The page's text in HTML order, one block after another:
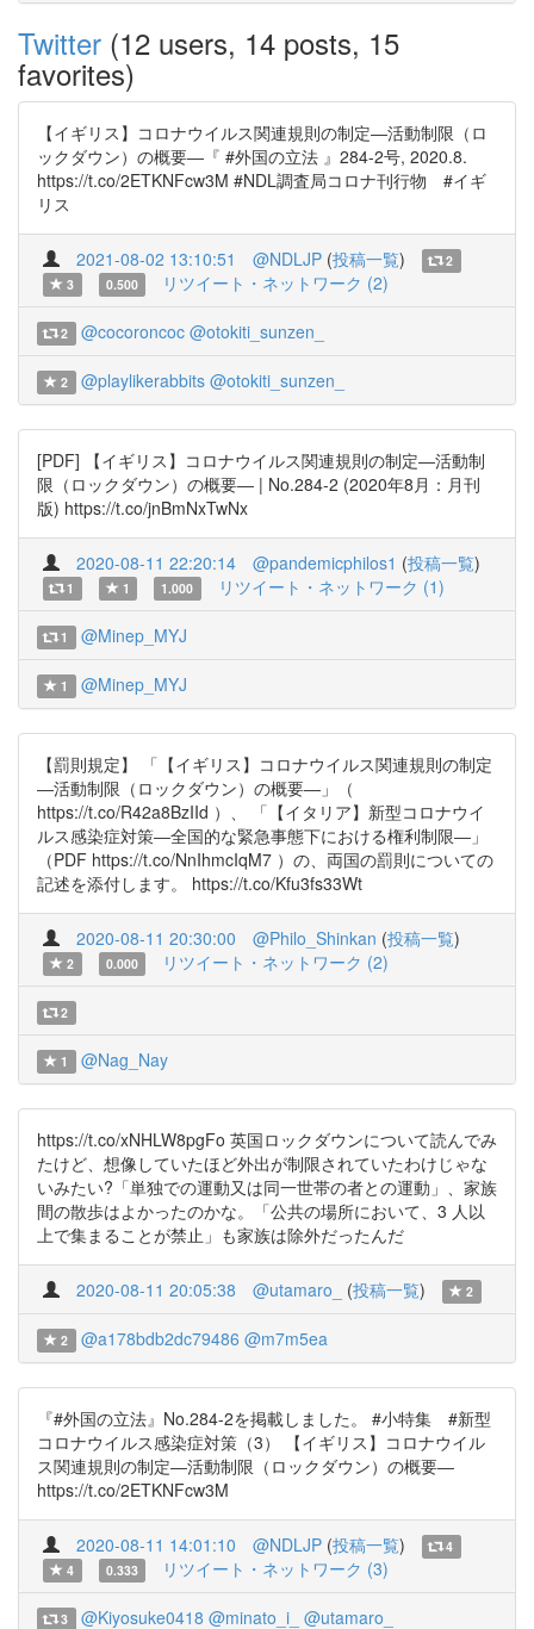
Twitter (12 users, 14 posts, 15
favorites)
【イギリス】コロナウイルス関連規則の制定―活動制限（ロ
ックダウン）の概要―『 #外国の立法 』284-2号, 2020.8.
https://t.co/2ETKNFcw3M #NDL調査局コロナ刊行物 #イギ
リス
2021-08-02 13:10:51 @NDLJP (投稿一覧)
2
3
0.500 リツイート・ネットワーク (2)
2 @cocoroncoc @otokiti_sunzen_
2 @playlikerabbits @otokiti_sunzen_
[PDF] 【イギリス】コロナウイルス関連規則の制定―活動制
限（ロックダウン）の概要― | No.284-2 (2020年8月：月刊
版) https://t.co/jnBmNxTwNx
2020-08-11 22:20:14 @pandemicphilos1 (投稿一覧)
1 1 1.000 リツイート・ネットワーク (1)
1 @Minep_MYJ
1 @Minep_MYJ
【罰則規定】 「【イギリス】コロナウイルス関連規則の制定
―活動制限（ロックダウン）の概要―」（
https://t.co/R42a8BzIId ）、 「【イタリア】新型コロナウイ
ルス感染症対策―全国的な緊急事態下における権利制限―」
（PDF https://t.co/NnIhmcIqM7 ）の、両国の罰則についての
記述を添付します。 https://t.co/Kfu3fs33Wt
2020-08-11 20:30:00 @Philo_Shinkan (投稿一覧)
2 0.000 リツイート・ネットワーク (2)
2
1 @Nag_Nay
https://t.co/xNHLW8pgFo 英国ロックダウンについて読んでみ
たけど、想像していたほど外出が制限されていたわけじゃな
いみたい?「単独での運動又は同一世帯の者との運動」、家族
間の散歩はよかったのかな。「公共の場所において、3 人以
上で集まることが禁止」も家族は除外だったんだ
2020-08-11 20:05:38 @utamaro_ (投稿一覧) 2
2 @a178bdb2dc79486 @m7m5ea
『#外国の立法』No.284-2を掲載しました。 #小特集 #新型
コロナウイルス感染症対策（3） 【イギリス】コロナウイル
ス関連規則の制定―活動制限（ロックダウン）の概要―
https://t.co/2ETKNFcw3M
2020-08-11 14:01:10 @NDLJP (投稿一覧)
4
4
0.333 リツイート・ネットワーク (3)
3 @Kiyosuke0418 @minato_i_ @utamaro_